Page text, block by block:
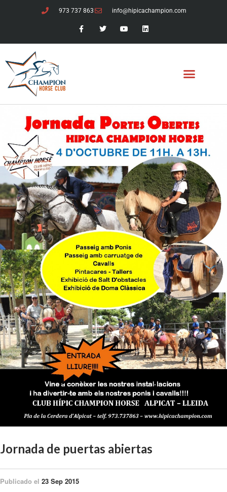
973 737 863 info@hipicachampion.com
Jornada de puertas abiertas
Publicado el 23 Sep 2015